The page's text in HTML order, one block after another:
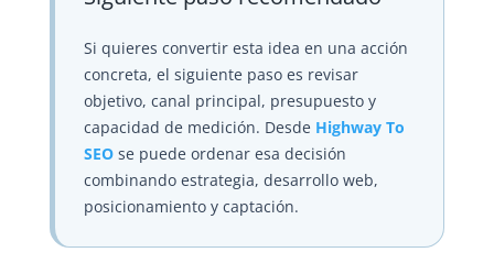
Si quieres convertir esta idea en una acción
concreta, el siguiente paso es revisar
objetivo, canal principal, presupuesto y
capacidad de medición. Desde Highway To
SEOse puede ordenar esa decisión
combinando estrategia, desarrollo web,
posicionamiento y captación.